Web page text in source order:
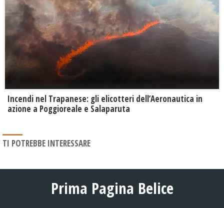
Incendi nel Trapanese: gli elicotteri dell’Aeronautica in
azione a Poggioreale e Salaparuta
TI POTREBBE INTERESSARE
Prima Pagina Belice